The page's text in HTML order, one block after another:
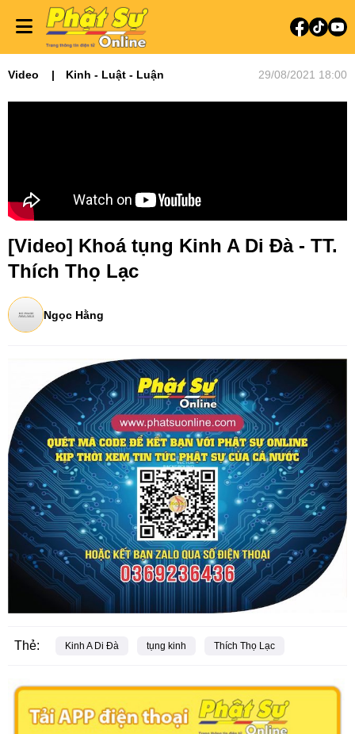
Video Kinh - Luật - Luận 29/08/2021 18:00
[Video] Khoá tụng Kinh A Di Đà - TT.
Thích Thọ Lạc
Ngọc Hằng
Thẻ: Kinh A Di Đà tụng kinh Thích Thọ Lạc